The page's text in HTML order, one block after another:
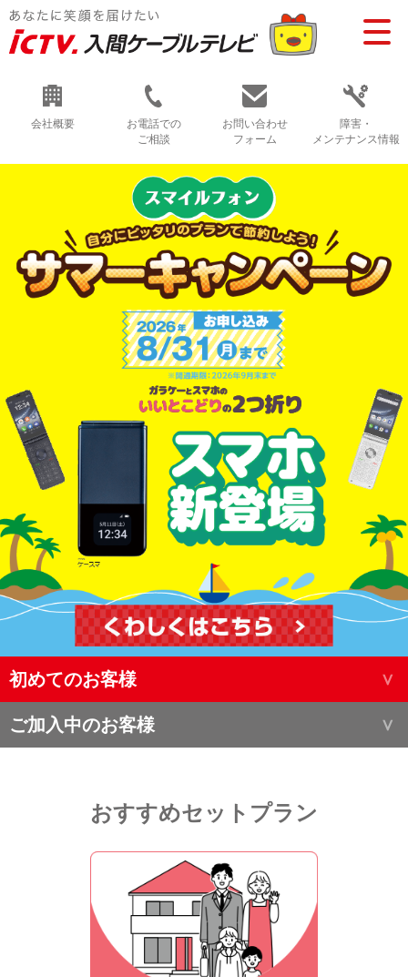
会社概要
お電話での
ご相談
お問い合わせ
フォーム
障害・
メンテナンス情報
初めてのお客様
ご加入中のお客様
おすすめセットプラン